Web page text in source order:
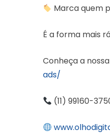
Marca quem
É a forma mais
Conheça a
ads/
(11) 99160-